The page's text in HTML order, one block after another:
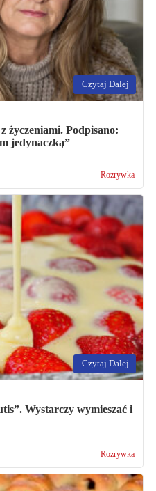
Czytaj Dalej
życzeniami. Podpisano:
jedynaczką”
Rozrywka
Czytaj Dalej
Wystarczy wymieszać i
Rozrywka